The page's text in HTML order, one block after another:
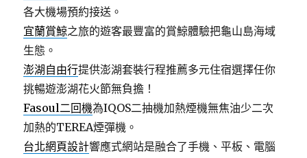
各大機場預約接送。
宜蘭賞鯨之旅的遊客最豐富的賞鯨體驗把龜山島海域
生態。
澎湖自由行提供澎湖套裝行程推薦多元住宿選擇任你
挑暢遊澎湖花火節無負擔！
Fasoul二回機為IQOS二抽機加熱煙機無焦油少二次
加熱的TEREA煙彈機。
台北網頁設計響應式網站是融合了手機、平板、電腦